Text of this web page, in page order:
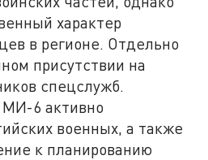
характер
в регионе. Отдельно
присутствии на
спецслужб.
6 активно
военных, а также
к планированию